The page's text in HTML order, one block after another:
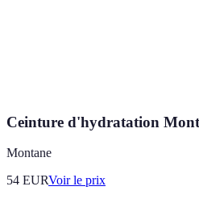
Ceinture d'hydratation
Montane
54 EURVoir le prix